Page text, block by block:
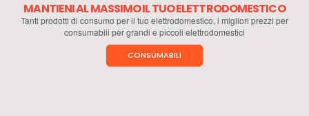
MANTIENI AL MASSIMO IL TUO ELETTRODOMESTICO
Tanti prodotti di consumo per il tuo elettrodomestico, i migliori prezzi per
consumabili per grandi e piccoli elettrodomestici
CONSUMABILI